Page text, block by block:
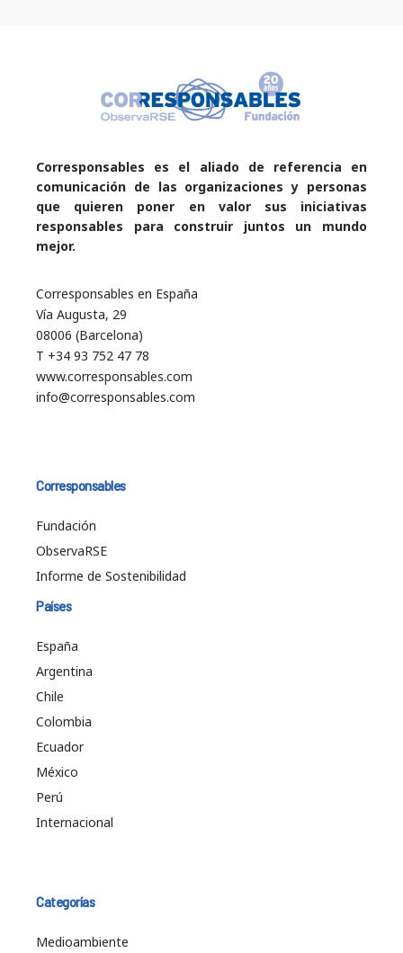
Corresponsables es el aliado de referencia en
comunicación de las organizaciones y personas
que quieren poner en valor sus iniciativas
responsables para construir juntos un mundo
mejor.
Corresponsables en España
Vía Augusta, 29
08006 (Barcelona)
T +34 93 752 47 78
www.corresponsables.com
info@corresponsables.com
Corresponsables
Fundación
ObservaRSE
Informe de Sostenibilidad
Países
España
Argentina
Chile
Colombia
Ecuador
México
Perú
Internacional
Categorías
Medioambiente